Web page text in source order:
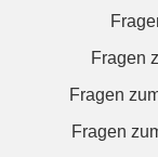
Fragen
Fragen
Fragen